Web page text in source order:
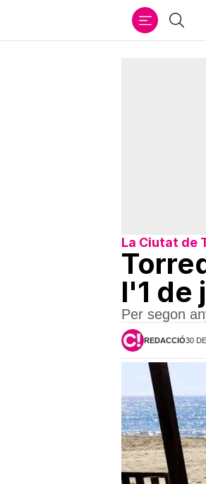
Cercar
La Ciutat de
l'1 de
Per segon
REDACCIÓ30